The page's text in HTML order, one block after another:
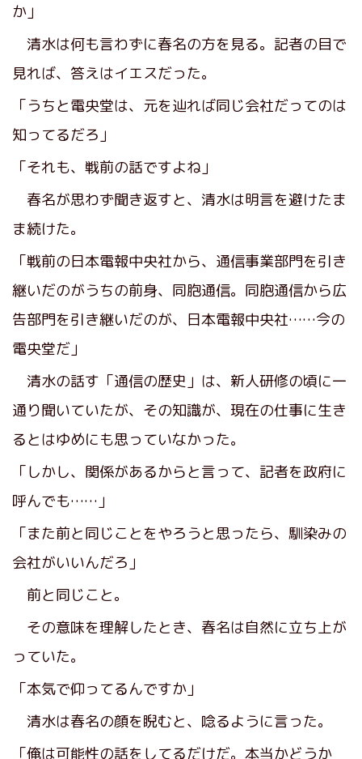
か」
清水は何も言わずに春名の方を見る。記者の目で
見れば、答えはイエスだった。
「うちと電央堂は、元を辿れば同じ会社だってのは
知ってるだろ」
「それも、戦前の話ですよね」
春名が思わず聞き返すと、清水は明言を避けたま
ま続けた。
「戦前の日本電報中央社から、通信事業部門を引き
継いだのがうちの前身、同胞通信。同胞通信から広
告部門を引き継いだのが、日本電報中央社……今の
電央堂だ」
清水の話す「通信の歴史」は、新人研修の頃に一
通り聞いていたが、その知識が、現在の仕事に生き
るとはゆめにも思っていなかった。
「しかし、関係があるからと言って、記者を政府に
呼んでも……」
「また前と同じことをやろうと思ったら、馴染みの
会社がいいんだろ」
前と同じこと。
その意味を理解したとき、春名は自然に立ち上が
っていた。
「本気で仰ってるんですか」
清水は春名の顔を睨むと、唸るように言った。
「俺は可能性の話をしてるだけだ。本当かどうか